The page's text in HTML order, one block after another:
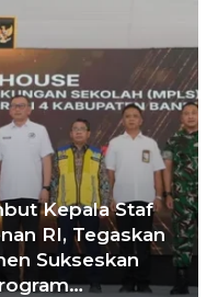
Kepala Staf
RI, Tegaskan
Sukseskan